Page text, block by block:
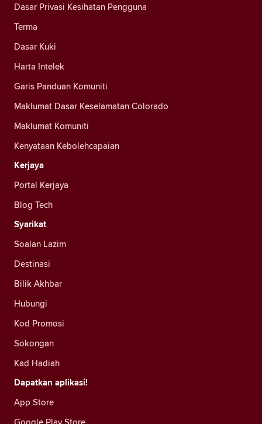
Dasar Privasi Kesihatan Pengguna
Terma
Dasar Kuki
Harta Intelek
Garis Panduan Komuniti
Maklumat Dasar Keselamatan Colorado
Maklumat Komuniti
Kenyataan Kebolehcapaian
Kerjaya
Portal Kerjaya
Blog Tech
Syarikat
Soalan Lazim
Destinasi
Bilik Akhbar
Hubungi
Kod Promosi
Sokongan
Kad Hadiah
Dapatkan aplikasi!
App Store